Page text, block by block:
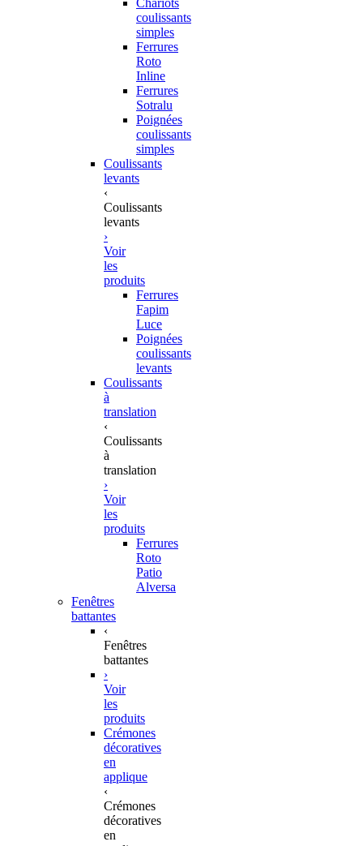
coulissants
simples
Ferrures
Roto
Inline
Ferrures
Sotralu
Poignées
coulissants
simples
Coulissants
levants
‹
Coulissants
levants
›
Voir
les
produits
Ferrures
Fapim
Luce
Poignées
coulissants
levants
Coulissants
à
translation
‹
Coulissants
à
translation
›
Voir
les
produits
Ferrures
Roto
Patio
Alversa
Fenêtres
battantes
‹
Fenêtres
battantes
›
Voir
les
produits
Crémones
décoratives
en
applique
‹
Crémones
décoratives
en